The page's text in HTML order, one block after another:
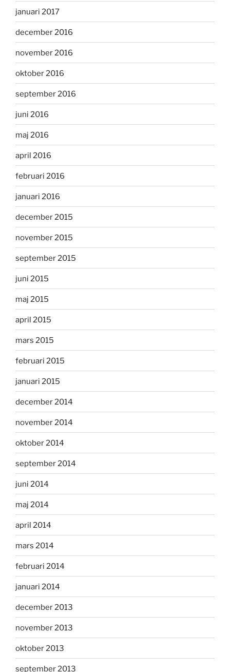
januari 2017
december 2016
november 2016
oktober 2016
september 2016
juni 2016
maj 2016
april 2016
februari 2016
januari 2016
december 2015
november 2015
september 2015
juni 2015
maj 2015
april 2015
mars 2015
februari 2015
januari 2015
december 2014
november 2014
oktober 2014
september 2014
juni 2014
maj 2014
april 2014
mars 2014
februari 2014
januari 2014
december 2013
november 2013
oktober 2013
september 2013